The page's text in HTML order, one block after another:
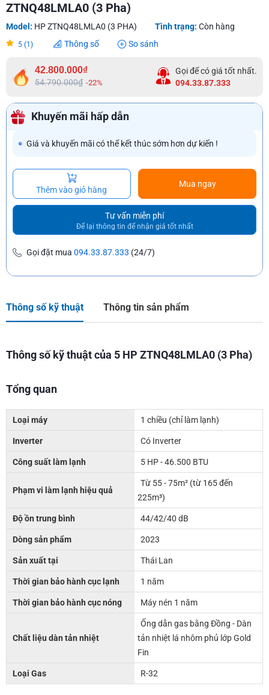
ZTNQ48LMLA0 (3 Pha)
Model: HP ZTNQ48LMLA0 (3 PHA) Tình trạng: Còn hàng
5 (1) Thông số So sánh
42.800.000₫
54.790.000₫ -22%
Gọi để có giá tốt nhất.
094.33.87.333
Khuyến mãi hấp dẫn
Giá và khuyến mãi có thể kết thúc sớm hơn dự kiến !
Thêm vào giỏ hàng
Mua ngay
Tư vấn miễn phí
Để lại thông tin để nhận giá tốt nhất
Gọi đặt mua 094.33.87.333 (24/7)
Thông số kỹ thuật Thông tin sản phẩm
Thông số kỹ thuật của 5 HP ZTNQ48LMLA0 (3 Pha)
Tổng quan
Loại máy 1 chiều (chỉ làm lạnh)
Inverter Có Inverter
Công suất làm lạnh 5 HP - 46.500 BTU
Phạm vi làm lạnh hiệu quả
Từ 55 - 75m² (từ 165 đến
225m³)
Độ ồn trung bình 44/42/40 dB
Dòng sản phẩm 2023
Sản xuất tại Thái Lan
Thời gian bảo hành cục lạnh 1 năm
Thời gian bảo hành cục nóng Máy nén 1 năm
Chất liệu dàn tản nhiệt
Ống dẫn gas bằng Đồng - Dàn
tản nhiệt lá nhôm phủ lớp Gold
Fin
Loại Gas R-32